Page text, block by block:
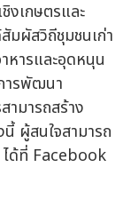
งเกษตรและ
มผัสวิถีชุมชนเก่า
หารและอุดหนุน
ารพัฒนา
ามารถสร้าง
ผู้สนใจสามารถ
ด้ที่ Facebook